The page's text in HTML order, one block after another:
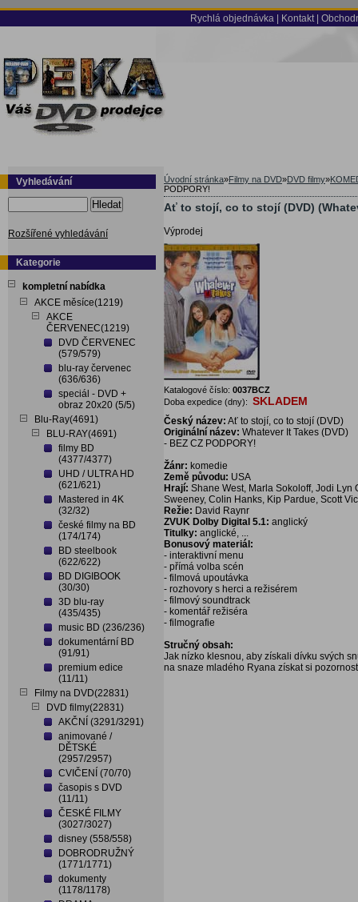
Rychlá objednávka Kontakt
Vyhledávání
Hledat
Rozšířené vyhledávání
Kategorie
kompletní nabídka
AKCE měsíce(1219)
AKCE
ČERVENEC(1219)
DVD ČERVENEC
(579/579)
blu-ray červenec
(636/636)
speciál - DVD +
obraz 20x20 (5/5)
Blu-Ray(4691)
BLU-RAY(4691)
filmy BD
(4377/4377)
UHD / ULTRA HD
(621/621)
Mastered in 4K
(32/32)
české filmy na BD
(174/174)
BD steelbook
(622/622)
BD DIGIBOOK
(30/30)
3D blu-ray
(435/435)
music BD (236/236)
dokumentární BD
(91/91)
premium edice
(11/11)
Filmy na DVD(22831)
DVD filmy(22831)
AKČNÍ (3291/3291)
animované /
DĚTSKÉ
(2957/2957)
CVIČENÍ (70/70)
časopis s DVD
(11/11)
ČESKÉ FILMY
(3027/3027)
disney (558/558)
DOBRODRUŽNÝ
(1771/1771)
dokumenty
(1178/1178)
Úvodní stránka»Filmy na DVD»DVD filmy»
PODPORY!
Ať to stojí, co to stojí (DVD)
Výprodej
Katalogové číslo: 0037BCZ
Doba expedice (dny): SKLADEM
Český název: Ať to stojí, co to stojí (DVD)
Originální název: Whatever It Takes (DVD)
- BEZ CZ PODPORY!
Žánr: komedie
Země původu: USA
Hrají: Shane West, Marla Sokoloff, Jodi Lyn
Sweeney, Colin Hanks, Kip Pardue, Scott
Režie: David Raynr
ZVUK Dolby Digital 5.1: anglický
Titulky: anglické, ...
Bonusový materiál:
- interaktivní menu
- přímá volba scén
- filmová upoutávka
- rozhovory s herci a režisérem
- filmový soundtrack
- komentář režiséra
- filmografie
Stručný obsah:
Jak nízko klesnou, aby získali dívku svých
na snaze mladého Ryana získat si